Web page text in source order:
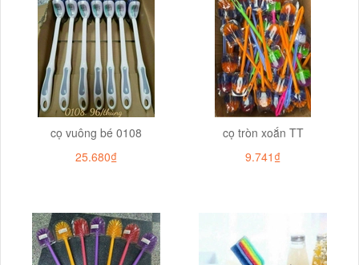
cọ vuông bé 0108
25.680₫
cọ tròn xoắn TT
9.741₫